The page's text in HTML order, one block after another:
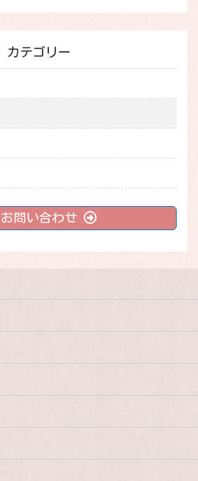
カテゴリー
お問い合わせ